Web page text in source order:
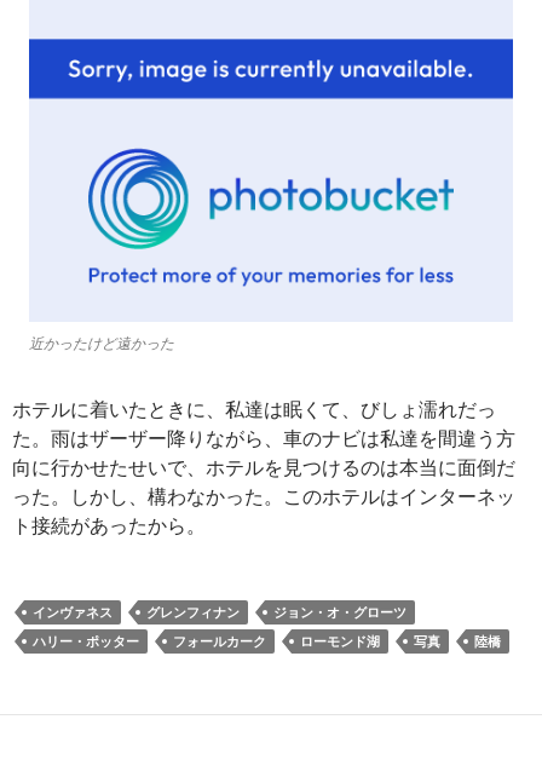
近かったけど遠かった
ホテルに着いたときに、私達は眠くて、びしょ濡れだっ
た。雨はザーザー降りながら、車のナビは私達を間違う方
向に行かせたせいで、ホテルを見つけるのは本当に面倒だ
った。しかし、構わなかった。このホテルはインターネッ
ト接続があったから。
インヴァネス グレンフィナン
ジョン・オ・グローツ
ハリー・ポッター
フォールカーク ローモンド湖 写真 陸橋